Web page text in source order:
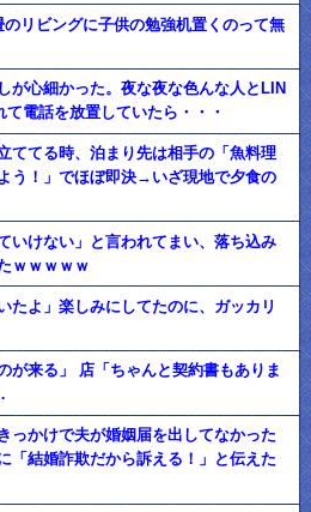
リビングに子供の勉強机置くのって無
が心細かった。夜な夜な色んな人とLIN
電話を放置していたら・・・
ててる時、泊まり先は相手の「魚料理
う！」でほぼ即決→いざ現地で夕食の
いけない」と言われてまい、落ち込み
ｗｗｗｗｗ
たよ」楽しみにしてたのに、ガッカリ
が来る」 店「ちゃんと契約書もありま
っかけで夫が婚姻届を出してなかった
「結婚詐欺だから訴える！」と伝えた